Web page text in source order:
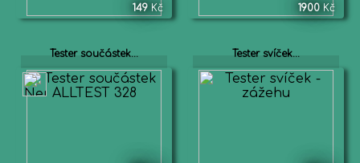
149 Kč 1900 Kč
Tester součástek... Tester svíček...